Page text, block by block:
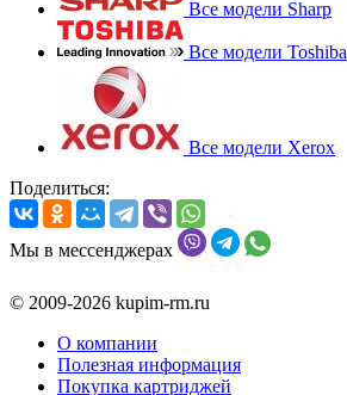
Все модели Sharp
Все модели Toshiba
Все модели Xerox
Поделиться:
Мы в мессенджерах
© 2009-2026 kupim-rm.ru
О компании
Полезная информация
Покупка картриджей